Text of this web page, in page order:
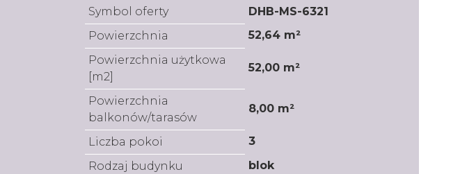
Symbol oferty
DHB-MS-6321
Powierzchnia
52,64 m²
Powierzchnia użytkowa
[m2]
52,00 m²
Powierzchnia
balkonów/tarasów
8,00 m²
Liczba pokoi
3
Rodzaj budynku
blok